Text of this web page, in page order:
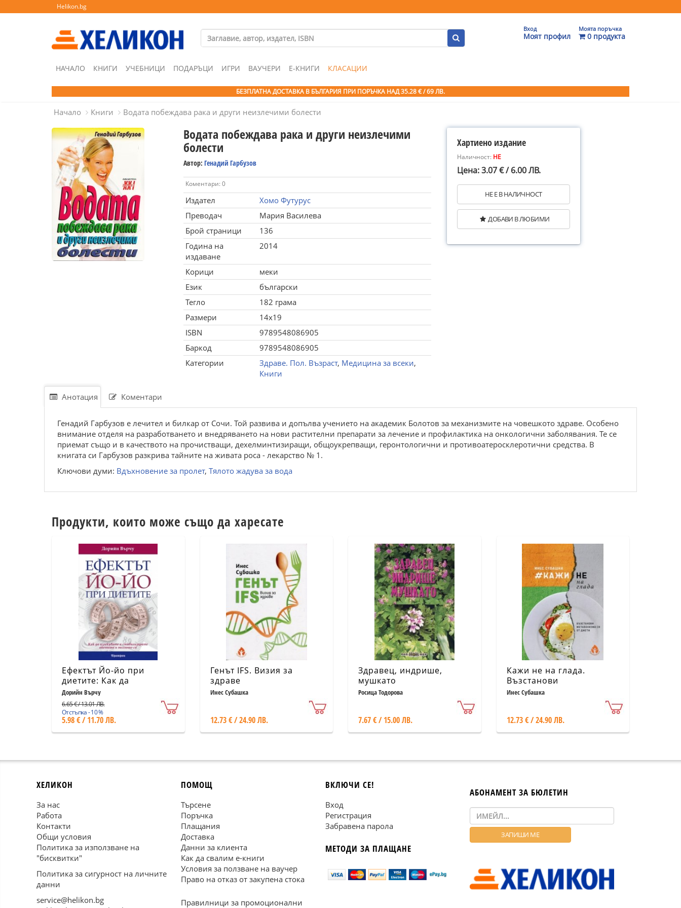
Helikon.bg
Вход
Моят профил
Моята поръчка
0 продукта
НАЧАЛО КНИГИ УЧЕБНИЦИ ПОДАРЪЦИ ИГРИ ВАУЧЕРИ Е-КНИГИ КЛАСАЦИИ
БЕЗПЛАТНА ДОСТАВКА В БЪЛГАРИЯ ПРИ ПОРЪЧКА НАД 35.28 € / 69 ЛВ.
Начало Книги Водата побеждава рака и други неизлечими болести
Водата побеждава рака и други неизлечими
болести
Автор: Генадий Гарбузов
Коментари: 0
Издател
Хомо Футурус
Преводач
Мария Василева
Брой страници
136
Година на
издаване
2014
Корици
меки
Език
български
Тегло
182 грама
Размери
14x19
ISBN
9789548086905
Баркод
9789548086905
Категории
Здраве. Пол. Възраст, Медицина за всеки,
Книги
Хартиено издание
Наличност: НЕ
Цена: 3.07 € / 6.00 ЛВ.
НЕ Е В НАЛИЧНОСТ
ДОБАВИ В ЛЮБИМИ
Анотация Коментари
Генадий Гарбузов е лечител и билкар от Сочи. Той развива и допълва учението на академик Болотов за механизмите на човешкото здраве. Особено
внимание отделя на разработването и внедряването на нови растителни препарати за лечение и профилактика на онкологични заболявания. Те се
приемат също и в качеството на прочистващи, дехелминтизиращи, общоукрепващи, геронтологични и противоатеросклеротични средства. В
книгата си Гарбузов разкрива тайните на живата роса - лекарство № 1.
Ключови думи: Вдъхновение за пролет, Тялото жадува за вода
Продукти, които може също да харесате
Ефектът Йо-йо при
диетите: Как да
излекувате и
стабилизирате апетита и
теглото си
Дорийн Върчу
6.65 € / 13.01 ЛВ.
Отстъпка - 10 %
5.98 € / 11.70 ЛВ.
Генът IFS. Визия за
здраве
Инес Субашка
12.73 € / 24.90 ЛВ.
Здравец, индрише,
мушкато
Росица Тодорова
7.67 € / 15.00 ЛВ.
Кажи не на глада.
Възстанови
метаболизма от диети
Инес Субашка
12.73 € / 24.90 ЛВ.
ХЕЛИКОН
За нас
Работа
Контакти
Общи условия
Политика за използване на
"бисквитки"
Политика за сигурност на личните
данни
service@helikon.bg
ПОМОЩ
Търсене
Поръчка
Плащания
Доставка
Данни за клиента
Как да свалим е-книги
Условия за ползване на ваучер
Право на отказ от закупена стока
Правилници за промоционални
ВКЛЮЧИ СЕ!
Вход
Регистрация
Забравена парола
МЕТОДИ ЗА ПЛАЩАНЕ
АБОНАМЕНТ ЗА БЮЛЕТИН